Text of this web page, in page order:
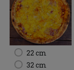
22 cm
32 cm